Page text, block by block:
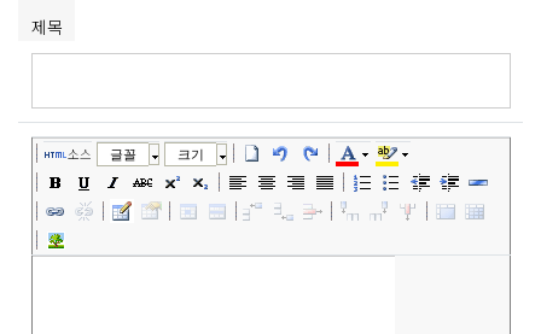
제목
소스 글꼴 크기